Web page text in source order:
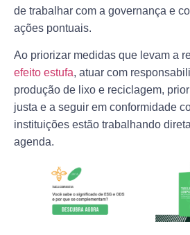
de trabalhar com a governança e
ações pontuais.
Ao priorizar medidas que levam a
efeito estufa, atuar com
produção de lixo e reciclagem,
justa e a seguir em conformidade
instituições estão trabalhando
agenda.